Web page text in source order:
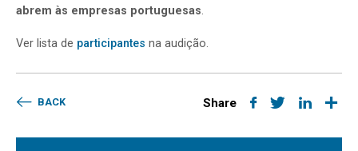
abrem às empresas portuguesas.
Ver lista de participantes na audição.
BACK Share